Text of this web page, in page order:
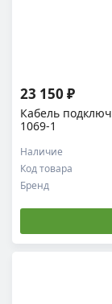
Кабель
1069-1
Код товара
Наличие
Бренд
23 150 ₽